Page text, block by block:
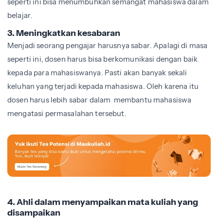
seperti ini bisa menumbuhkan semangat mahasiswa dalam
belajar.
3. Meningkatkan kesabaran
Menjadi seorang pengajar harusnya sabar. Apalagi di masa
seperti ini, dosen harus bisa berkomunikasi dengan baik
kepada para mahasiswanya. Pasti akan banyak sekali
keluhan yang terjadi kepada mahasiswa. Oleh karena itu
dosen harus lebih sabar dalam membantu mahasiswa
mengatasi permasalahan tersebut.
4. Ahli dalam menyampaikan mata kuliah yang
disampaikan